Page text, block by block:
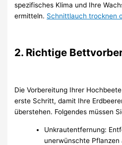
spezifisches Klima und Ihre
ermitteln. Schnittlauch trocknen
2. Richtige
Die Vorbereitung Ihrer
erste Schritt, damit Ihre
überstehen. Folgendes müssen
Unkrautentfernung:
unerwünschte